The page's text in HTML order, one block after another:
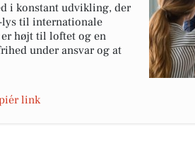
i konstant udvikling, der
til internationale
højt til loftet og en
under ansvar og at
link